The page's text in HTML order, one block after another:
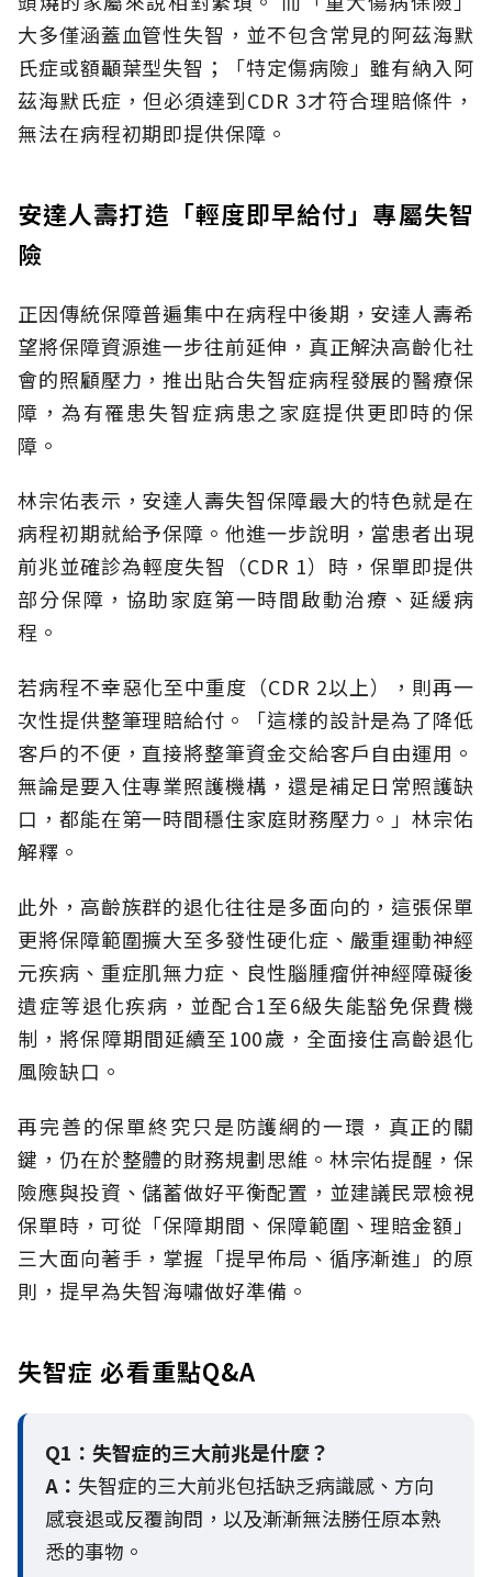
大多僅涵蓋血管性失智，並不包含常見的阿茲海默
氏症或額顳葉型失智；「特定傷病險」雖有納入阿
茲海默氏症，但必須達到CDR 3才符合理賠條件，
無法在病程初期即提供保障。
安達人壽打造「輕度即早給付」專屬失智
險
正因傳統保障普遍集中在病程中後期，安達人壽希
望將保障資源進一步往前延伸，真正解決高齡化社
會的照顧壓力，推出貼合失智症病程發展的醫療保
障，為有罹患失智症病患之家庭提供更即時的保
障。
林宗佑表示，安達人壽失智保障最大的特色就是在
病程初期就給予保障。他進一步說明，當患者出現
前兆並確診為輕度失智（CDR 1）時，保單即提供
部分保障，協助家庭第一時間啟動治療、延緩病
程。
若病程不幸惡化至中重度（CDR 2以上），則再一
次性提供整筆理賠給付。「這樣的設計是為了降低
客戶的不便，直接將整筆資金交給客戶自由運用。
無論是要入住專業照護機構，還是補足日常照護缺
口，都能在第一時間穩住家庭財務壓力。」林宗佑
解釋。
此外，高齡族群的退化往往是多面向的，這張保單
更將保障範圍擴大至多發性硬化症、嚴重運動神經
元疾病、重症肌無力症、良性腦腫瘤併神經障礙後
遺症等退化疾病，並配合1至6級失能豁免保費機
制，將保障期間延續至100歲，全面接住高齡退化
風險缺口。
再完善的保單終究只是防護網的一環，真正的關
鍵，仍在於整體的財務規劃思維。 林宗佑提醒，保
險應與投資、儲蓄做好平衡配置，並建議民眾檢視
保單時，可從「保障期間、保障範圍、理賠金額」
三大面向著手，掌握「提早佈局、循序漸進」的原
則，提早為失智海嘯做好準備。
失智症 必看重點Q&A
Q1：失智症的三大前兆是什麼？
A： 失智症的三大前兆包括缺乏病識感、方向
感衰退或反覆詢問，以及漸漸無法勝任原本熟
悉的事物。